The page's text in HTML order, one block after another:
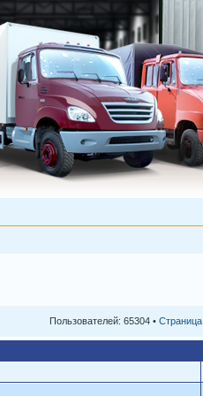
Пользователей: 65304 • Страница